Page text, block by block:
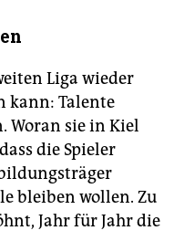
Liga wieder
kann: Talente
Woran sie in Kiel
die Spieler
bleiben wollen. Zu
Jahr für Jahr die